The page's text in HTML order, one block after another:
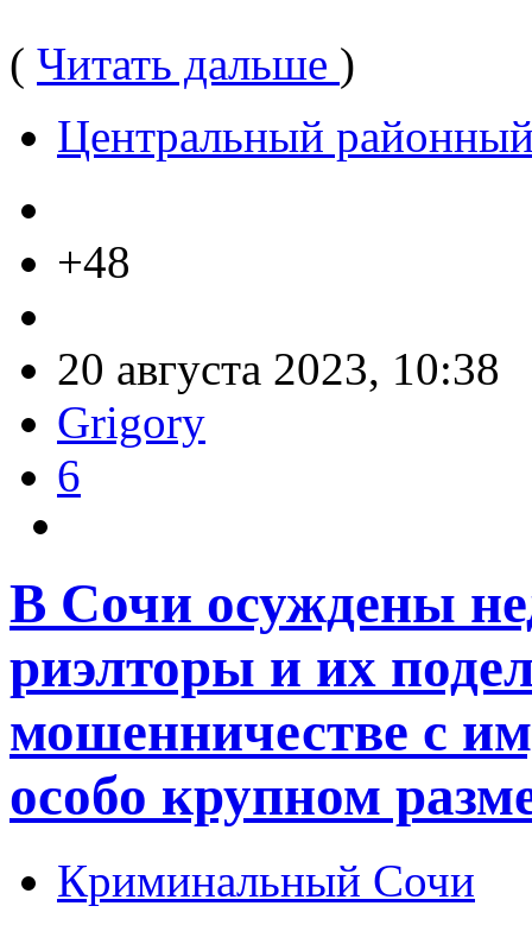
( Читать дальше )
Центральный
+48
20 августа 2023, 10:38
Grigory
6
В Сочи осуждены
риэлторы и их
мошенничестве с
особо крупном
Криминальный Сочи